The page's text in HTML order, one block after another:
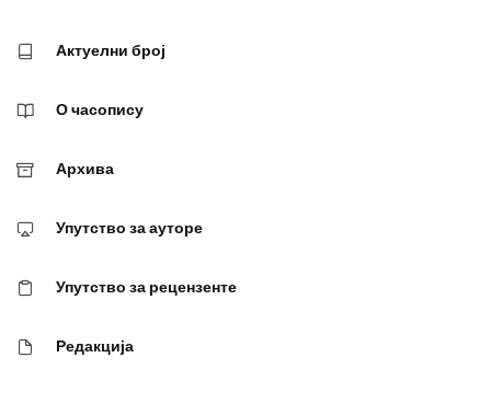
Актуелни број
О часопису
Архива
Упутство за ауторе
Упутство за рецензенте
Редакција